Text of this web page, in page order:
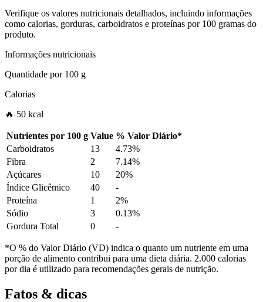
Verifique os valores nutricionais detalhados, incluindo informações
como calorias, gorduras, carboidratos e proteínas por 100 gramas do
produto.
Informações nutricionais
Quantidade por100 g
Calorias
🔥 50 kcal
Nutrientes por 100 g Value % Valor Diário*
Carboidratos
13
4.73%
Fibra
2
7.14%
Açúcares
10
20%
Índice Glicêmico
40
-
Proteína
1
2%
Sódio
3
0.13%
Gordura Total
0 -
*O % do Valor Diário (VD) indica o quanto um nutriente em uma
porção de alimento contribui para uma dieta diária. 2.000 calorias
por dia é utilizado para recomendações gerais de nutrição.
Fatos & dicas